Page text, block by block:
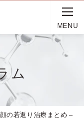
MENU
ム
顔の若返り治療まとめ –